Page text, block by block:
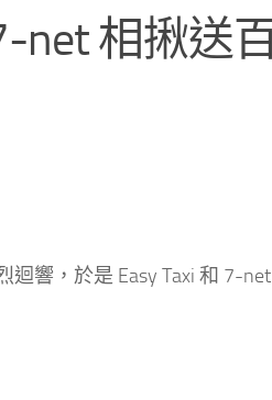
net 相揪送
迴響，於是 Easy Taxi 和 7-